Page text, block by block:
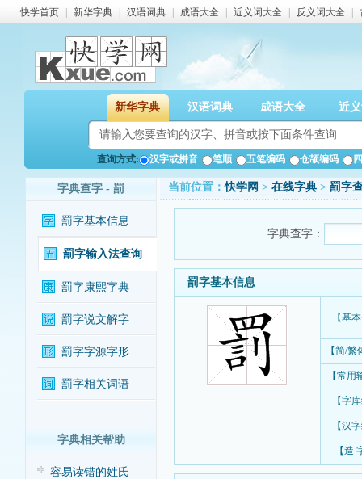
快学首页 新华字典 汉语词典 成语大全 近义词大全 反义词大全
新华字典 汉语词典 成语大全 近
查询方式: 汉字或拼音 笔顺 五笔编码 仓颉编码
字典查字 - 罰
罰字基本信息
罰字输入法查询
罰字康熙字典
罰字说文解字
罰字字源字形
罰字相关词语
字典相关帮助
容易读错的姓氏
当前位置：快学网 > 在线字典 > 罰字
字典查字：
罰字基本信息
【基
【简/
【常用
【字
【汉
【造